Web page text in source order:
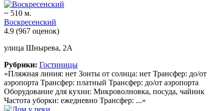
~ 510 м.
Воскресенский
4.9 (967 оценок)
улица Шнырева, 2А
Рубрики: Гостиницы
«Пляжная линия: нет Зонты от солнца: нет Трансфер: до/от
аэропорта Трансфер: платный Трансфер: до/от аэропорта
Оборудование для кухни: Микроволновка, посуда, чайник
Частота уборки: ежедневно Трансфер: ...»